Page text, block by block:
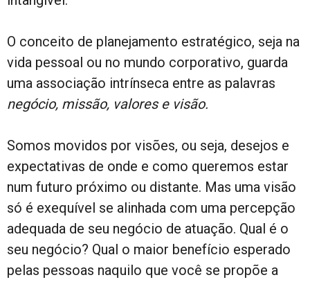
O conceito de planejamento estratégico, seja na
vida pessoal ou no mundo corporativo, guarda
uma associação intrínseca entre as palavras
negócio, missão, valores e visão.
Somos movidos por visões, ou seja, desejos e
expectativas de onde e como queremos estar
num futuro próximo ou distante. Mas uma visão
só é exequível se alinhada com uma percepção
adequada de seu negócio de atuação. Qual é o
seu negócio? Qual o maior benefício esperado
pelas pessoas naquilo que você se propõe a